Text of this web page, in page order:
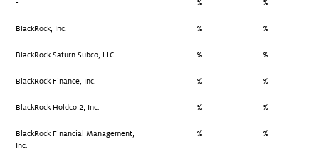
BlackRock, Inc. % %
BlackRock Saturn Subco, LLC % %
BlackRock Finance, Inc. % %
BlackRock Holdco 2, Inc. % %
BlackRock Financial Management,
Inc.
% %